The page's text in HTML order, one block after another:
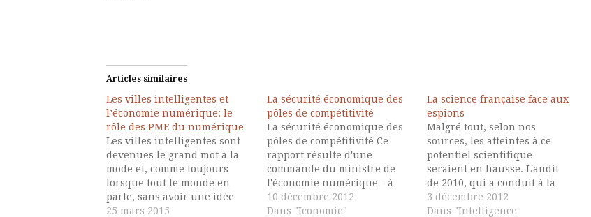
Articles similaires
Les villes intelligentes et
l’économie numérique: le
rôle des PME du numérique
Les villes intelligentes sont
devenues le grand mot à la
mode et, comme toujours
lorsque tout le monde en
parle, sans avoir une idée
précise du sujet. Quelles sont
25 mars 2015
La sécurité économique des
pôles de compétitivité
La sécurité économique des
pôles de compétitivité Ce
rapport résulte d'une
commande du ministre de
l'économie numérique - à
l'époque Eric Besson - au
SCIE compte tenu des
10 décembre 2012
Dans "Iconomie"
La science française face aux
espions
Malgré tout, selon nos
sources, les atteintes à ce
potentiel scientifique
seraient en hausse. L'audit
de 2010, qui a conduit à la
réforme législative actuelle,
aurait montré "un constat
3 décembre 2012
Dans "Intelligence